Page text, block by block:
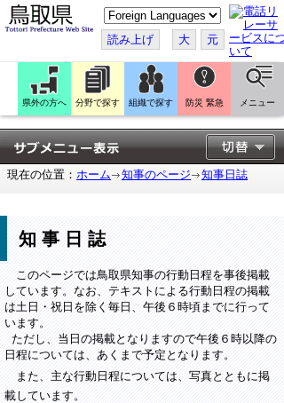
こ
の
ペ
ー
ジ
翻
訳
す
る
読み上げ 大 元
県外の方へ 分野で探す 組織で探す 防災 緊急 メニュー
現在の位置： ホーム 知事のページ 知事日誌
知事日誌
このページでは鳥取県知事の行動日程を事後掲載
しています。なお、テキストによる行動日程の掲載
は土日・祝日を除く毎日、午後６時頃までに行って
います。
ただし、当日の掲載となりますので午後６時以降の
日程については、あくまで予定となります。
また、主な行動日程については、写真とともに掲
載しています。